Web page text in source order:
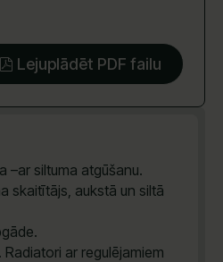
Lejuplādēt PDF failu
–ar siltuma atgūšanu.
skaitītājs, aukstā un siltā
ar regulējamiem